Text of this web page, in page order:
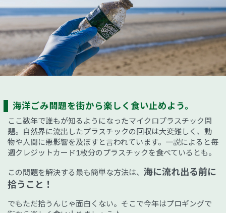
海洋ごみ問題を街から楽しく食い止めよう。
ここ数年で誰もが知るようになったマイクロプラスチック問
題。自然界に流出したプラスチックの回収は大変難しく、動
物や人間に悪影響を及ぼすと言われています。一説によると毎
週クレジットカード1枚分のプラスチックを食べているとも。
この問題を解決する最も簡単な方法は、 海に流れ出る前に
拾うこと！
でもただ拾うんじゃ面白くない。そこで今年はプロギングで